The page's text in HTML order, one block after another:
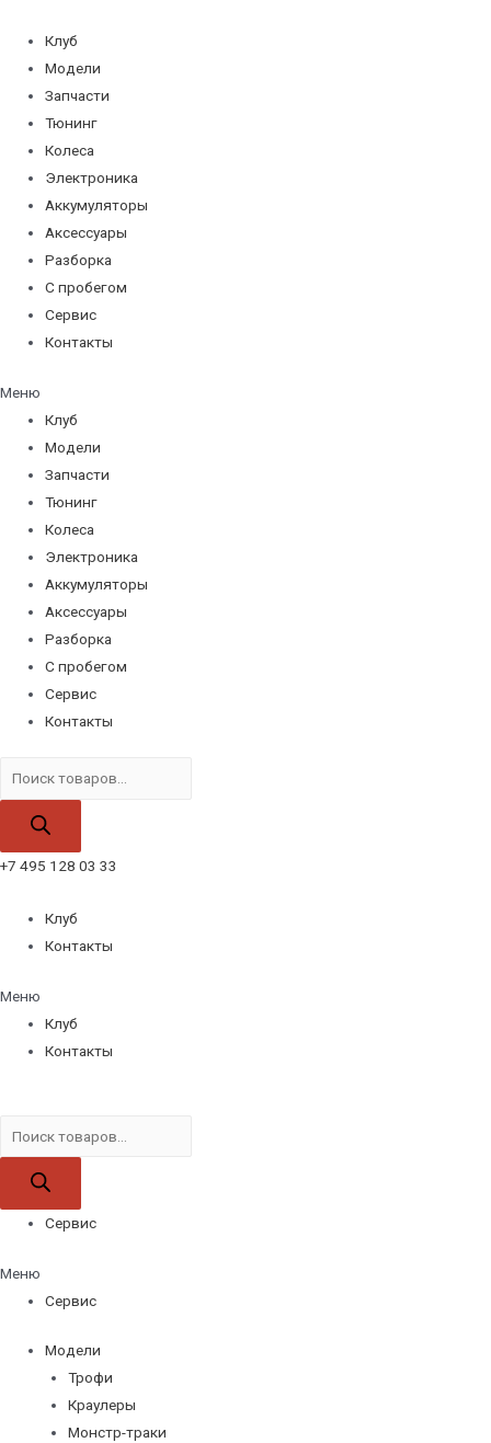
содержимому
Клуб
Модели
Запчасти
Тюнинг
Колеса
Электроника
Аккумуляторы
Аксессуары
Разборка
С пробегом
Сервис
Контакты
Меню
Клуб
Модели
Запчасти
Тюнинг
Колеса
Электроника
Аккумуляторы
Аксессуары
Разборка
С пробегом
Сервис
Контакты
товаров
+7 495 128 03 33
Клуб
Контакты
Меню
Клуб
Контакты
товаров
Сервис
Меню
Сервис
Модели
Трофи
Краулеры
Монстр-траки